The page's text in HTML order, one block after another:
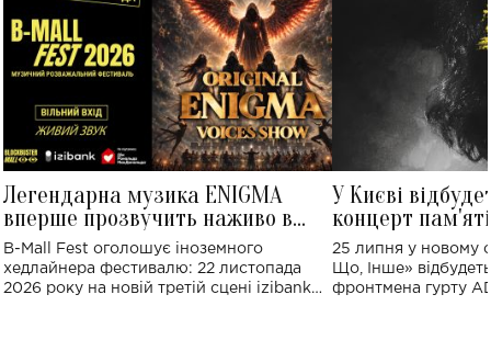
Легендарна музика ENIGMA
вперше прозвучить наживо в
Україні: де відбудеться концерт
B-Mall Fest оголошує іноземного
хедлайнера фестивалю: 22 листопада
2026 року на новій третій сцені izibank
У Києві
концерт
Клименка:
виконають
25 липня у новому
Що, Інше»
фронтмена гурту